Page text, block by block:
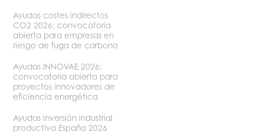
Ayudas costes indirectos
CO2 2026: convocatoria
abierta para empresas en
riesgo de fuga de carbono
Ayudas INNOVAE 2026:
convocatoria abierta para
proyectos innovadores de
eficiencia energética
Ayudas inversión industrial
productiva España 2026